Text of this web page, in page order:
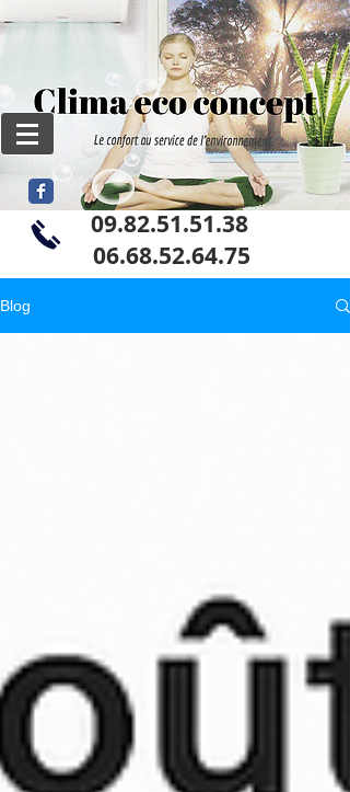
09.82.51.51.38
06.68.52.64.75
Blog